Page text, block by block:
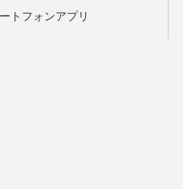
トフォンアプリ